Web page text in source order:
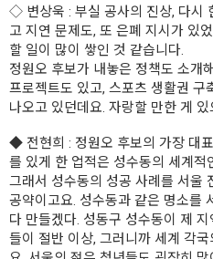
◇ 변상욱 : 부실 공사의 진상, 다시
고 지연 문제도, 또 은폐 지시가 있
할 일이 많이 쌓인 것 같습니다.
정원오 후보가 내놓은 정책도 소개
프로젝트도 있고, 스포츠 생활권 구
나오고 있던데요. 자랑할 만한 게
◆ 전현희 : 정원오 후보의 가장 대
를 있게 한 업적은 성수동의 세계적
그래서 성수동의 성공 사례를 서울
공약이고요. 성수동과 같은 명소를
다 만들겠다. 성동구 성수동이 제
들이 절반 이상, 그러니까 세계 각